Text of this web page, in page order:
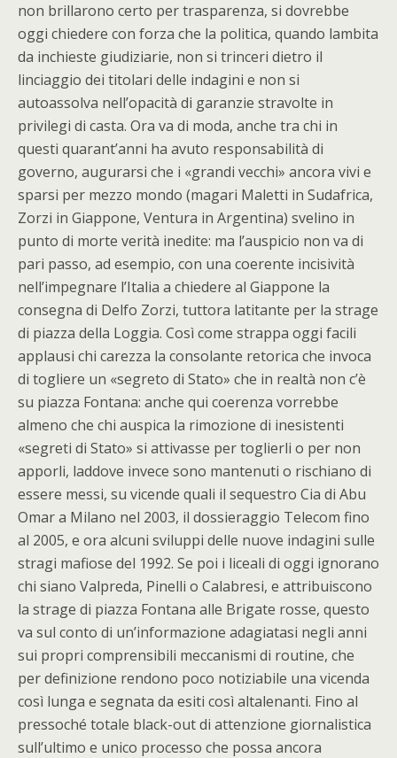
non brillarono certo per trasparenza, si dovrebbe
oggi chiedere con forza che la politica, quando lambita
da inchieste giudiziarie, non si trinceri dietro il
linciaggio dei titolari delle indagini e non si
autoassolva nell’opacità di garanzie stravolte in
privilegi di casta. Ora va di moda, anche tra chi in
questi quarant’anni ha avuto responsabilità di
governo, augurarsi che i «grandi vecchi» ancora vivi e
sparsi per mezzo mondo (magari Maletti in Sudafrica,
Zorzi in Giappone, Ventura in Argentina) svelino in
punto di morte verità inedite: ma l’auspicio non va di
pari passo, ad esempio, con una coerente incisività
nell’impegnare l’Italia a chiedere al Giappone la
consegna di Delfo Zorzi, tuttora latitante per la strage
di piazza della Loggia. Così come strappa oggi facili
applausi chi carezza la consolante retorica che invoca
di togliere un «segreto di Stato» che in realtà non c’è
su piazza Fontana: anche qui coerenza vorrebbe
almeno che chi auspica la rimozione di inesistenti
«segreti di Stato» si attivasse per toglierli o per non
apporli, laddove invece sono mantenuti o rischiano di
essere messi, su vicende quali il sequestro Cia di Abu
Omar a Milano nel 2003, il dossieraggio Telecom fino
al 2005, e ora alcuni sviluppi delle nuove indagini sulle
stragi mafiose del 1992. Se poi i liceali di oggi ignorano
chi siano Valpreda, Pinelli o Calabresi, e attribuiscono
la strage di piazza Fontana alle Brigate rosse, questo
va sul conto di un’informazione adagiatasi negli anni
sui propri comprensibili meccanismi di routine, che
per definizione rendono poco notiziabile una vicenda
così lunga e segnata da esiti così altalenanti. Fino al
pressoché totale black-out di attenzione giornalistica
sull’ultimo e unico processo che possa ancora